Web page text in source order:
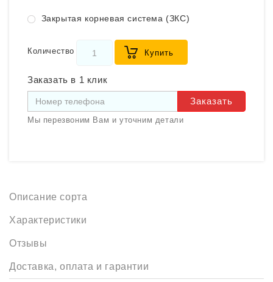
Закрытая корневая система (ЗКС)
Количество Купить
Заказать в 1 клик
Заказать
Мы перезвоним Вам и уточним детали
Описание сорта
Характеристики
Отзывы
Доставка, оплата и гарантии